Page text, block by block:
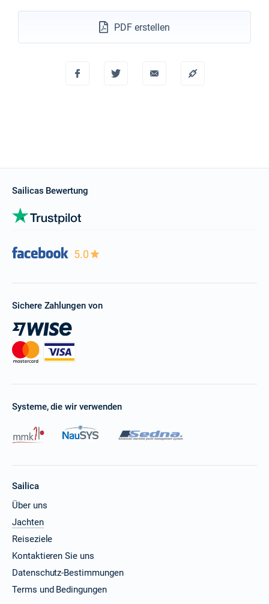
PDF erstellen
Sailicas Bewertung
5.0
Sichere Zahlungen von
Systeme, die wir verwenden
Sailica
Über uns
Jachten
Reiseziele
Kontaktieren Sie uns
Datenschutz-Bestimmungen
Terms und Bedingungen